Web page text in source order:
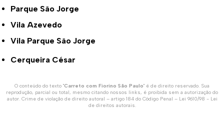
Parque São Jorge
Vila Azevedo
Vila Parque São Jorge
Cerqueira César
O conteúdo do texto "Carreto com Fiorino São Paulo" é de direito reservado. Sua
reprodução, parcial ou total, mesmo citando nossos links, é proibida sem a autorização do
autor. Crime de violação de direito autoral – artigo 184 do Código Penal – Lei 9610/98 - Lei
de direitos autorais.